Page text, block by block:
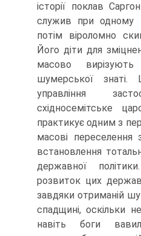
історії поклав
служив при одному
потім віроломно
Його діти для
масово вирізують
шумерської знаті.
управління
східносемітське
практикує одним з
масові переселення
встановлення
державної
розвиток цих
завдяки отриманій
спадщині, оскільки
навіть боги